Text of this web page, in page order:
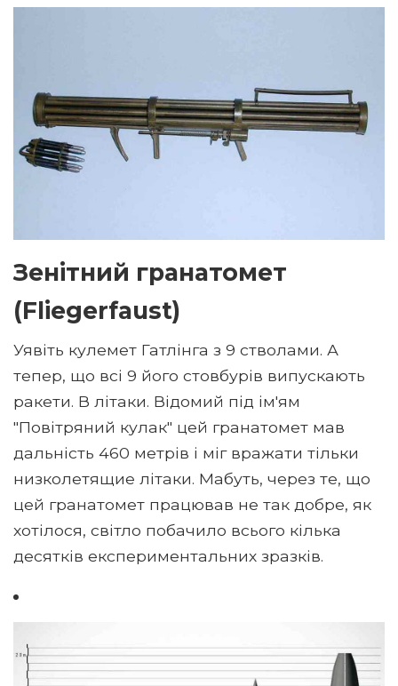
Зенітний гранатомет
(Fliegerfaust)
Уявіть кулемет Гатлінга з 9 стволами. А
тепер, що всі 9 його стовбурів випускають
ракети. В літаки. Відомий під ім'ям
"Повітряний кулак" цей гранатомет мав
дальність 460 метрів і міг вражати тільки
низколетящие літаки. Мабуть, через те, що
цей гранатомет працював не так добре, як
хотілося, світло побачило всього кілька
десятків експериментальних зразків.